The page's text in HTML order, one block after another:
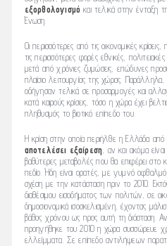
εξορθολογισμόκαι τελικά στην ένταξη
Ένωση.
Οι περισσότερες από τις οικονομικές
τις περισσότερες φορές εθνικές,
μετά από χρόνιες ζυμώσεις, επώδυνες
πλαίσιο λειτουργίας της χώρας.
οδήγησαν τελικά σε προσαρμογές και
κατά καιρούς κρίσεις, τόσο η χώρα έχει
πληθυσμός το βιοτικό επίπεδο του.
Η κρίση στην οποία περιήλθε η Ελλάδα
αποτελέσει εξαίρεση , αν και ακόμα
βαθύτερες μεταβολές που θα επιφέρει στο
πεδίο. Ήδη είναι ορατές, με γυμνό
σχέση με την κατάσταση πριν το 2010.
διαθέσιμου εισοδήματος των πολιτών, σε
δημοσιονομικά ισοσκελισμένη, έχοντας
βάθος χρόνου ως προς αυτή τη διάσταση.
προηγήθηκε του 2010 η χώρα συσσώρευε
ελλείμματα. Σε επίπεδο αντιλήψεων